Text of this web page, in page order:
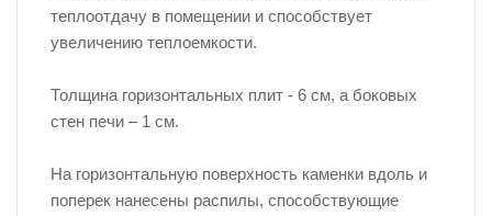
теплоотдачу в помещении и способствует
увеличению теплоемкости.
Толщина горизонтальных плит - 6 см, а боковых
стен печи – 1 см.
На горизонтальную поверхность каменки вдоль и
поперек нанесены распилы, способствующие